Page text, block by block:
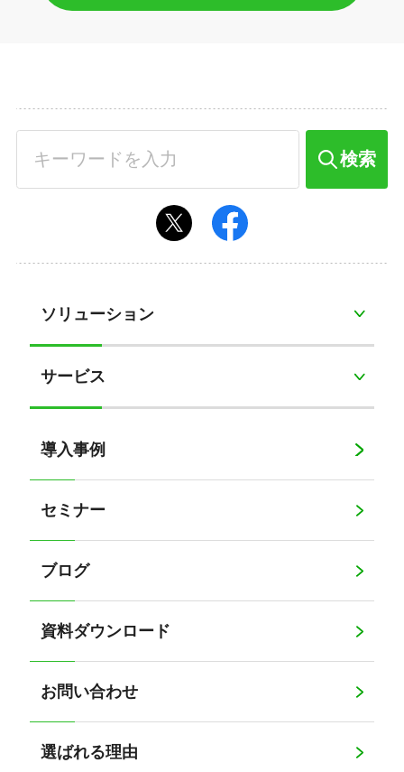
検索
ソリューション
サービス
導入事例
セミナー
ブログ
資料ダウンロード
お問い合わせ
選ばれる理由